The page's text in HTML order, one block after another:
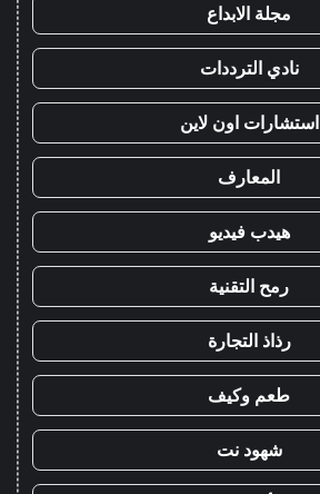
مجلة الابداع
نادي الترددات
استشارات اون لاين
المعارف
هيدب فيديو
رمح التقنية
رذاذ التجارة
طعم وكيف
شهود نت